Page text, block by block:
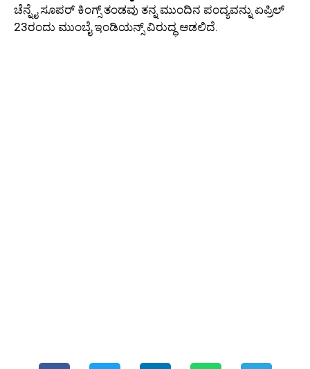
ಚೆನ್ನೈ ಸೂಪರ್ ಕಿಂಗ್ಸ್ ತಂಡವು ತನ್ನ ಮುಂದಿನ ಪಂದ್ಯವನ್ನು ಏಪ್ರಿಲ್
23ರಂದು ಮುಂಬೈ ಇಂಡಿಯನ್ಸ್ ವಿರುದ್ಧ ಆಡಲಿದೆ.